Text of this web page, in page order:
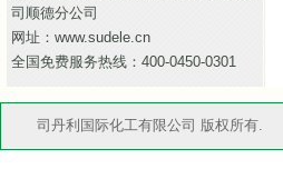
司顺德分公司
网址：www.sudele.cn
全国免费服务热线：400-0450-0301
司丹利国际化工有限公司 版权所有.